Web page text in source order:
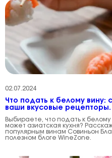
02.07.2024
Что подать к белому вину:
ваши вкусовые рецепторы.
Выбираете, что подать к
может азиатская кухня?
популярным винам Совиньон
полезном блоге WineZone.